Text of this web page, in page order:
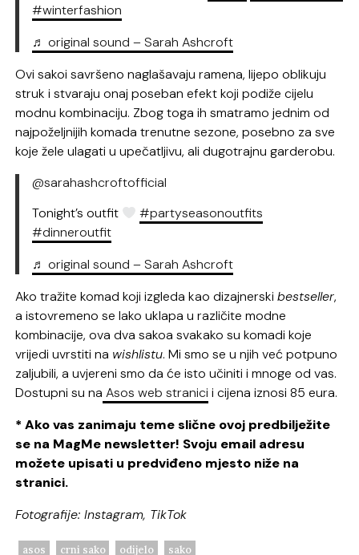
#winterfashion
♬ original sound – Sarah Ashcroft
Ovi sakoi savršeno naglašavaju ramena, lijepo oblikuju
struk i stvaraju onaj poseban efekt koji podiže cijelu
modnu kombinaciju. Zbog toga ih smatramo jednim od
najpoželjnijih komada trenutne sezone, posebno za sve
koje žele ulagati u upečatljivu, ali dugotrajnu garderobu.
@sarahashcroftofficial
Tonight’s outfit
#partyseasonoutfits
#dinneroutfit
♬ original sound – Sarah Ashcroft
Ako tražite komad koji izgleda kao dizajnerskibestseller,
a istovremeno se lako uklapa u različite modne
kombinacije, ova dva sakoa svakako su komadi koje
vrijedi uvrstiti na wishlistu. Mi smo se u njih već potpuno
zaljubili, a uvjereni smo da će isto učiniti i mnoge od vas.
Dostupni su na Asos web stranici i cijena iznosi 85 eura.
* Ako vas zanimaju teme slične ovoj predbilježite
se na MagMe newsletter! Svoju email adresu
možete upisati u predviđeno mjesto niže na
stranici.
Fotografije: Instagram, TikTok
asos crni sako odijelo sako